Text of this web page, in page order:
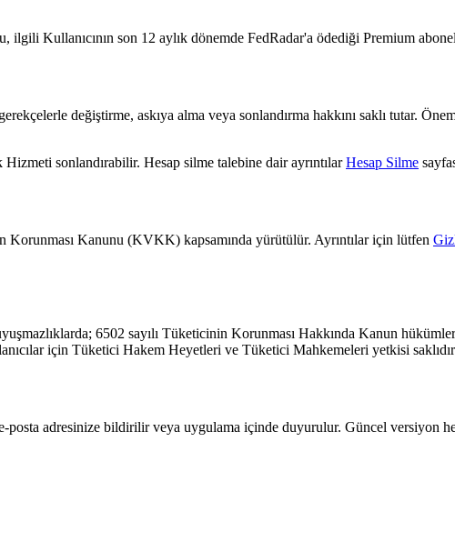
Kullanıcının son 12 aylık dönemde FedRadar'a ödediği Premium
değiştirme, askıya alma veya sonlandırma hakkını saklı tutar.
sonlandırabilir. Hesap silme talebine dair ayrıntılar Hesap Silme
Korunması Kanunu (KVKK) kapsamında yürütülür. Ayrıntılar için lütfen
6502 sayılı Tüketicinin Korunması Hakkında Kanun
için Tüketici Hakem Heyetleri ve Tüketici Mahkemeleri yetkisi
adresinize bildirilir veya uygulama içinde duyurulur. Güncel versiyon